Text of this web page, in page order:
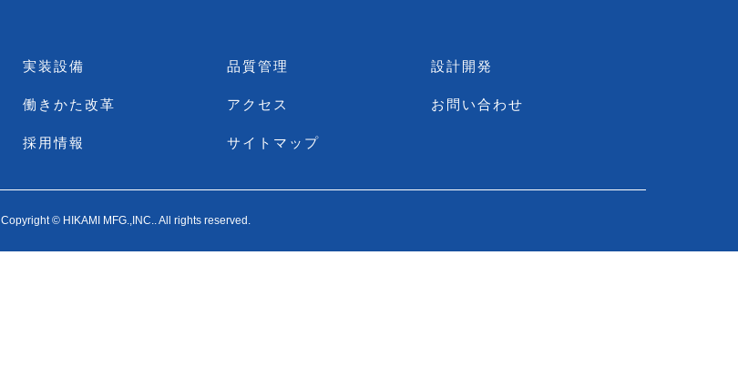
実装設備 品質管理 設計開発
働きかた改革 アクセス お問い合わせ
採用情報 サイトマップ
Copyright © HIKAMI MFG.,INC.. All rights reserved.